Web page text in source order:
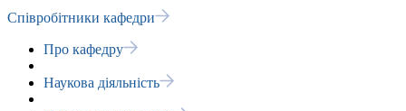
Співробітники кафедри
Про кафедру
Наукова діяльність